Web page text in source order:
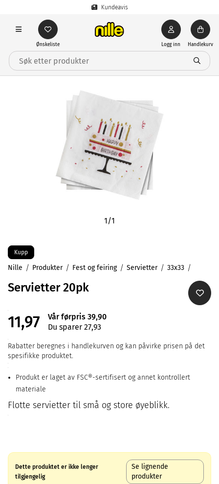
Kundeavis
Ønskeliste Logg inn Handlekurv
1/1
Kupp
Nille Produkter Fest og feiring Servietter 33x33
Servietter 20pk
11,97
Vår førpris 39,90
Du sparer 27,93
Rabatter beregnes i handlekurven og kan påvirke prisen på det
spesifikke produktet.
Produkt er laget av FSC®-sertifisert og annet kontrollert
materiale
Flotte servietter til små og store øyeblikk.
Dette produktet er ikke lenger
tilgjengelig
Se lignende
produkter